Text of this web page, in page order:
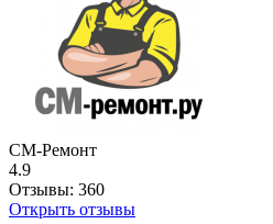
СМ-Ремонт
4.9
Отзывы: 360
Открыть отзывы